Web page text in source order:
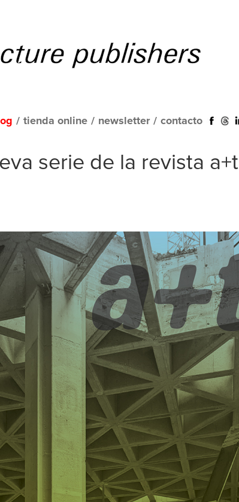
/ tienda online / newsletter / contacto
serie de la revista a+t